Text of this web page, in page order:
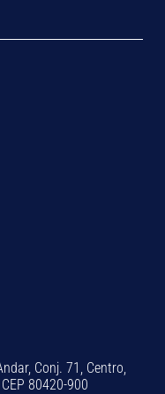
Conj. 71, Centro,
80420-900